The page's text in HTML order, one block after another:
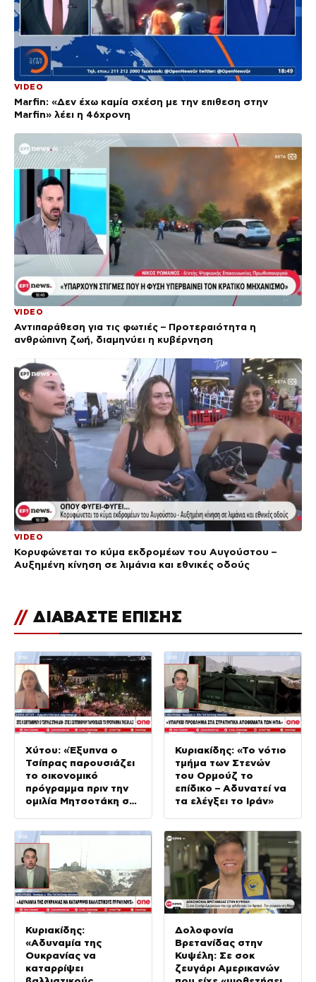
VIDEO
Marfin: «Δεν έχω καμία σχέση με την επιθεση στην
Marfin» λέει η 46χρονη
VIDEO
Αντιπαράθεση για τις φωτιές – Προτεραιότητα η
ανθρώπινη ζωή, διαμηνύει η κυβέρνηση
VIDEO
Κορυφώνεται το κύμα εκδρομέων του Αυγούστου –
Αυξημένη κίνηση σε λιμάνια και εθνικές οδούς
// ΔΙΑΒΑΣΤΕ ΕΠΙΣΗΣ
Xύτου: «Έξυπνα ο
Τσίπρας παρουσιάζει
το οικονομικό
πρόγραμμα πριν την
ομιλία Μητσοτάκη στη
Κυριακίδης: «Το νότιο
τμήμα των Στενών
του Ορμούζ το
επίδικο – Αδυνατεί να
τα ελέγξει το Ιράν»
Κυριακίδης:
«Αδυναμία της
Ουκρανίας να
καταρρίψει
Δολοφονία
Βρετανίδας στην
Κυψέλη: Σε σοκ
ζευγάρι Αμερικανών